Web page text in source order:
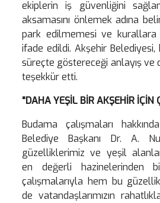
ekiplerin iş güvenliğini
aksamasını önlemek adına
park edilmemesi ve kurallara
ifade edildi. Akşehir
süreçte göstereceği anlayış ve
teşekkür etti.
"DAHA YEŞİL BİR AKŞEHİR İÇİN
Budama çalışmaları
Belediye Başkanı Dr. A.
güzelliklerimiz ve yeşil
en değerli hazinelerinden
çalışmalarıyla hem bu
de vatandaşlarımızın